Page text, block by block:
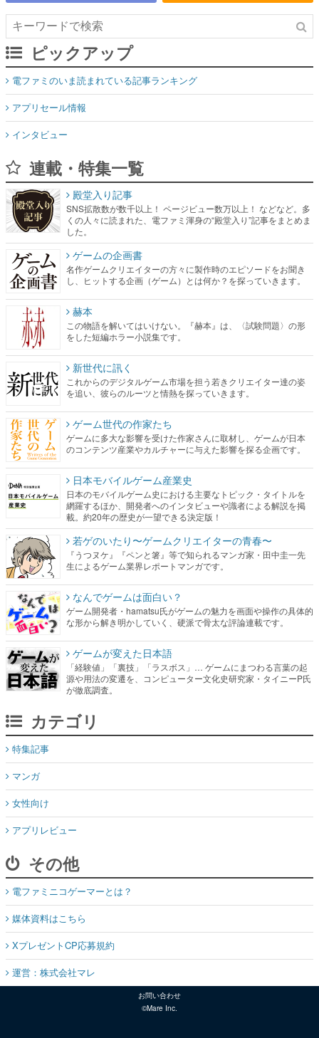
ピックアップ
電ファミのいま読まれている記事ランキング
アプリセール情報
インタビュー
連載・特集一覧
殿堂入り記事
SNS拡散数が数千以上！ ページビュー数万以上！ などなど。多
くの人々に読まれた、電ファミ渾身の“殿堂入り”記事をまとめま
した。
ゲームの企画書
名作ゲームクリエイターの方々に製作時のエピソードをお聞き
し、ヒットする企画（ゲーム）とは何か？を探っていきます。
赫本
この物語を解いてはいけない。『赫本』は、〈試験問題〉の形
をした短編ホラー小説集です。
新世代に訊く
これからのデジタルゲーム市場を担う若きクリエイター達の姿
を追い、彼らのルーツと情熱を探っていきます。
ゲーム世代の作家たち
ゲームに多大な影響を受けた作家さんに取材し、ゲームが日本
のコンテンツ産業やカルチャーに与えた影響を探る企画です。
日本モバイルゲーム産業史
日本のモバイルゲーム史における主要なトピック・タイトルを
網羅するほか、開発者へのインタビューや識者による解説を掲
載。約20年の歴史が一望できる決定版！
若ゲのいたり〜ゲームクリエイターの青春〜
『うつヌケ』『ペンと箸』等で知られるマンガ家・田中圭一先
生によるゲーム業界レポートマンガです。
なんでゲームは面白い？
ゲーム開発者・hamatsu氏がゲームの魅力を画面や操作の具体的
な形から解き明かしていく、硬派で骨太な評論連載です。
ゲームが変えた日本語
「経験値」「裏技」「ラスボス」… ゲームにまつわる言葉の起
源や用法の変遷を、コンピューター文化史研究家・タイニーP氏
が徹底調査。
カテゴリ
特集記事
マンガ
女性向け
アプリレビュー
その他
電ファミニコゲーマーとは？
媒体資料はこちら
XプレゼントCP応募規約
運営：株式会社マレ
お問い合わせ
©Mare Inc.